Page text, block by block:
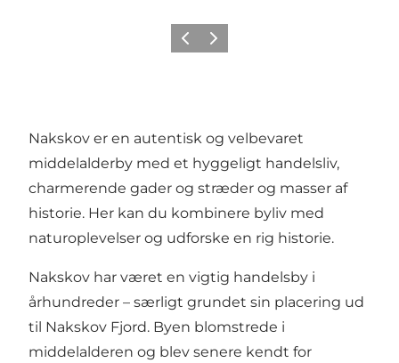
ForrigeNæste
Nakskov er en autentisk og velbevaret
middelalderby med et hyggeligt handelsliv,
charmerende gader og stræder og masser af
historie. Her kan du kombinere byliv med
naturoplevelser og udforske en rig historie.
Nakskov har været en vigtig handelsby i
århundreder – særligt grundet sin placering ud
til Nakskov Fjord. Byen blomstrede i
middelalderen og blev senere kendt for